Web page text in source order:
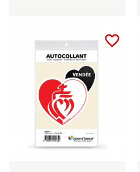
favorite_border